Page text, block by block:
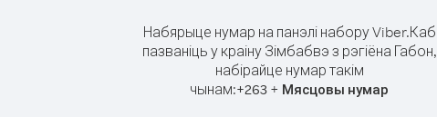
Набярыце нумар на панэлі набору Viber.Каб
пазваніць у краіну Зімбабвэ з рэгіёна Габон,
набірайце нумар такім
чынам:+263 + Мясцовы нумар